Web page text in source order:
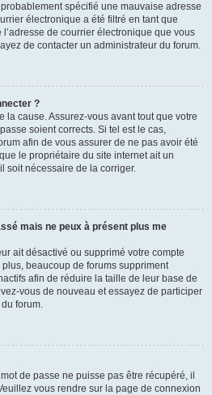
spécifié une mauvaise adresse
électronique a été filtré en tant que
de courrier électronique que vous
de contacter un administrateur du forum.
?
la cause. Assurez-vous avant tout que votre
soient corrects. Si tel est le cas,
afin de vous assurer de ne pas avoir été
le propriétaire du site internet ait un
soit nécessaire de la corriger.
mais ne peux à présent plus me
ait désactivé ou supprimé votre compte
beaucoup de forums suppriment
afin de réduire la taille de leur base de
vous de nouveau et essayez de participer
forum.
de passe ne puisse pas être récupéré, il
vous rendre sur la page de connexion